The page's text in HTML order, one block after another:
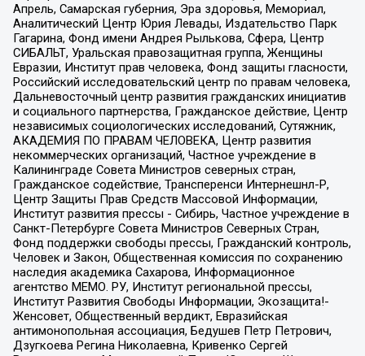
Апрель, Самарская губерния, Эра здоровья, Мемориал,
Аналитический Центр Юрия Левады, Издательство Парк
Гагарина, Фонд имени Андрея Рылькова, Сфера, Центр
СИБАЛЬТ, Уральская правозащитная группа, Женщины
Евразии, Институт прав человека, Фонд защиты гласности,
Российский исследовательский центр по правам человека,
Дальневосточный центр развития гражданских инициатив
и социального партнерства, Гражданское действие, Центр
независимых социологических исследований, Сутяжник,
АКАДЕМИЯ ПО ПРАВАМ ЧЕЛОВЕКА, Центр развития
некоммерческих организаций, Частное учреждение в
Калининграде Совета Министров северных стран,
Гражданское содействие, Трансперенси Интернешнл-Р,
Центр Защиты Прав Средств Массовой Информации,
Институт развития прессы - Сибирь, Частное учреждение в
Санкт-Петербурге Совета Министров Северных Стран,
Фонд поддержки свободы прессы, Гражданский контроль,
Человек и Закон, Общественная комиссия по сохранению
наследия академика Сахарова, Информационное
агентство МЕМО. РУ, Институт региональной прессы,
Институт Развития Свободы Информации, Экозащита!-
Женсовет, Общественный вердикт, Евразийская
антимонопольная ассоциация, Бедушев Петр Петрович,
Дзугкоева Регина Николаевна, Кривенко Сергей